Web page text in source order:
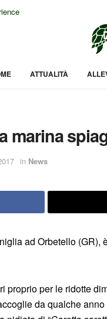
ATTUALITÀ
marina
in News
ad Orbetello (GR),
proprio per le ridotte
da qualche